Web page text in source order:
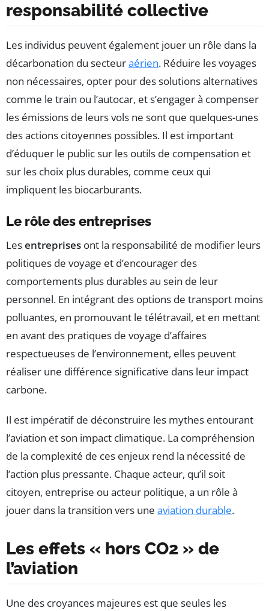
responsabilité collective
Les individus peuvent également jouer un rôle dans la
décarbonation du secteuraérien. Réduire les voyages
non nécessaires, opter pour des solutions alternatives
comme le train ou l’autocar, et s’engager à compenser
les émissions de leurs vols ne sont que quelques-unes
des actions citoyennes possibles. Il est important
d’éduquer le public sur les outils de compensation et
sur les choix plus durables, comme ceux qui
impliquent les biocarburants.
Le rôle des entreprises
Lesentreprises ont la responsabilité de modifier leurs
politiques de voyage et d’encourager des
comportements plus durables au sein de leur
personnel. En intégrant des options de transport moins
polluantes, en promouvant le télétravail, et en mettant
en avant des pratiques de voyage d’affaires
respectueuses de l’environnement, elles peuvent
réaliser une différence significative dans leur impact
carbone.
Il est impératif de déconstruire les mythes entourant
l’aviation et son impact climatique. La compréhension
de la complexité de ces enjeux rend la nécessité de
l’action plus pressante. Chaque acteur, qu’il soit
citoyen, entreprise ou acteur politique, a un rôle à
jouer dans la transition vers une aviation durable.
Les effets « hors CO2 » de
l’aviation
Une des croyances majeures est que seules les